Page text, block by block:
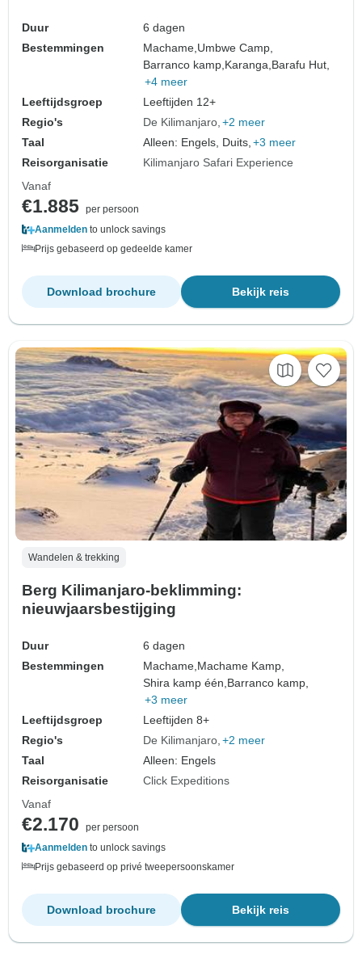
Duur
6 dagen
Bestemmingen
Machame, Umbwe Camp,
Barranco kamp, Karanga, Barafu Hut,
+4 meer
Leeftijdsgroep
Leeftijden 12+
Regio's
De Kilimanjaro +2 meer
Taal
Alleen: Engels, Duits, +3 meer
Reisorganisatie
Kilimanjaro Safari Experience
Vanaf
€1.885 per persoon
Aanmelden to unlock savings
Prijs gebaseerd op gedeelde kamer
Bekijk reis
Download brochure
Wandelen & trekking
Berg Kilimanjaro-beklimming:
nieuwjaarsbestijging
Duur
6 dagen
Bestemmingen
Machame, Machame Kamp,
Shira kamp één, Barranco kamp,
+3 meer
Leeftijdsgroep
Leeftijden 8+
Regio's
De Kilimanjaro +2 meer
Taal
Alleen: Engels
Reisorganisatie
Click Expeditions
Vanaf
€2.170
per persoon
Aanmelden to unlock savings
Prijs gebaseerd op privé tweepersoonskamer
Bekijk reis
Download brochure